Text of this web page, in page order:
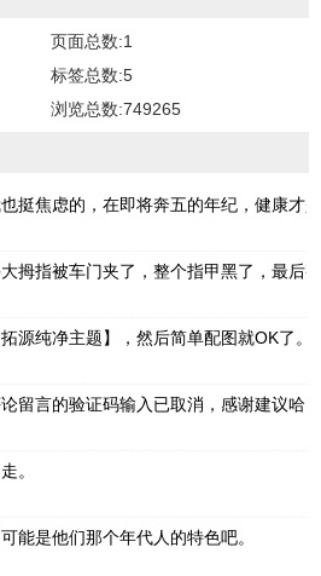
页面总数:1
标签总数:5
浏览总数:749265
挺焦虑的，在即将奔五的年纪，健康才
拇指被车门夹了，整个指甲黑了，最后
源纯净主题】，然后简单配图就OK了。
留言的验证码输入已取消，感谢建议哈！
。
能是他们那个年代人的特色吧。